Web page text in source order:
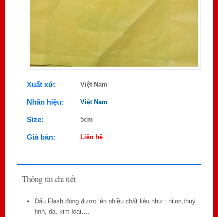
Xuất xứ: Việt Nam
Nhãn hiệu: Việt Nam
Size: 5cm
Giá bán: Liên hệ
Thông tin chi tiết
Dấu Flash đóng được lên nhiều chất liệu như : nilon,thuỷ
tinh, da, kim loại….